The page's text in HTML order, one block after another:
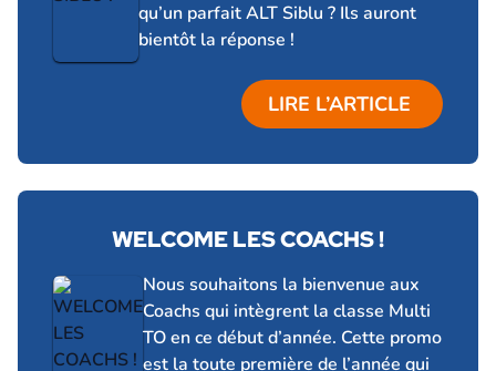
qu’un parfait ALT Siblu ? Ils auront
bientôt la réponse !
LIRE L’ARTICLE
WELCOME LES COACHS !
Nous souhaitons la bienvenue aux
Coachs qui intègrent la classe Multi
TO en ce début d’année. Cette promo
est la toute première de l’année qui